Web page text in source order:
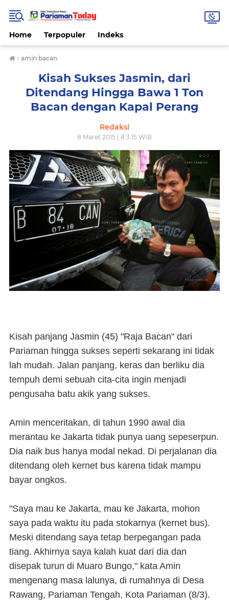
Home Terpopuler Indeks
› amin bacan
Kisah Sukses Jasmin, dari
Ditendang Hingga Bawa 1 Ton
Bacan dengan Kapal Perang
Redaksi
8 Maret 2015 | 8.3.15 WIB
Kisah panjang Jasmin (45) "Raja Bacan" dari
Pariaman hingga sukses seperti sekarang ini tidak
lah mudah. Jalan panjang, keras dan berliku dia
tempuh demi sebuah cita-cita ingin menjadi
pengusaha batu akik yang sukses.
Amin menceritakan, di tahun 1990 awal dia
merantau ke Jakarta tidak punya uang sepeserpun.
Dia naik bus hanya modal nekad. Di perjalanan dia
ditendang oleh kernet bus karena tidak mampu
bayar ongkos.
"Saya mau ke Jakarta, mau ke Jakarta, mohon
saya pada waktu itu pada stokarnya (kernet bus).
Meski ditendang saya tetap berpegangan pada
tiang. Akhirnya saya kalah kuat dari dia dan
disepak turun di Muaro Bungo," kata Amin
mengenang masa lalunya, di rumahnya di Desa
Rawang, Pariaman Tengah, Kota Pariaman (8/3).